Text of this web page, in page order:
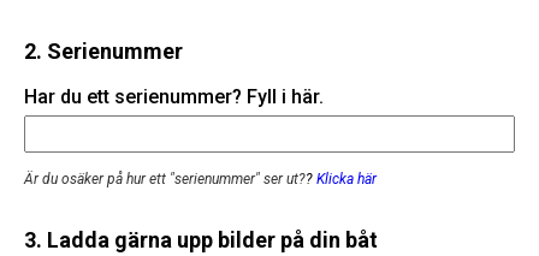
2. Serienummer
Har du ett serienummer? Fyll i här.
Är du osäker på hur ett "serienummer" ser ut?? Klicka här
3. Ladda gärna upp bilder på din båt